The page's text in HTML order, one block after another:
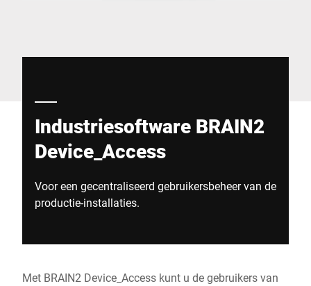
Industriesoftware BRAIN2
Device_Access
Voor een gecentraliseerd gebruikersbeheer van de
productie-installaties.
Met BRAIN2 Device_Access kunt u de gebruikers van